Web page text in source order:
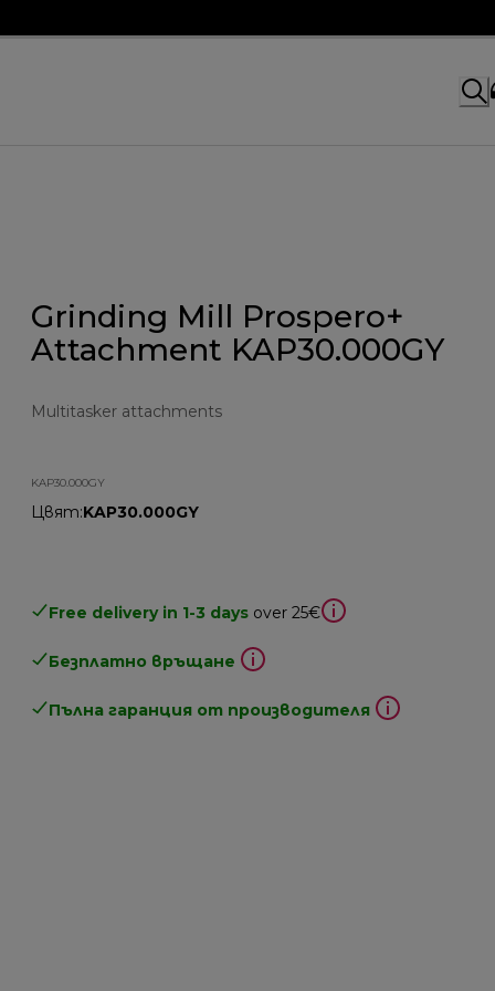
Grinding Mill Prospero+
Attachment KAP30.000GY
Multitasker attachments
KAP30.000GY
Цвят:KAP30.000GY
Free delivery in 1-3 days over 25€
Безплатно връщане
Пълна гаранция от производителя